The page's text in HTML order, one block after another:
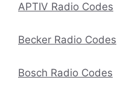
APTIV Radio Codes
Becker Radio Codes
Bosch Radio Codes